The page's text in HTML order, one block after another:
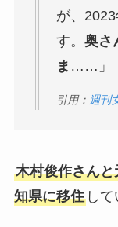
が、
す。 奥さ
ま ……」
引用： 週刊
木村俊作さん
知県に移住して